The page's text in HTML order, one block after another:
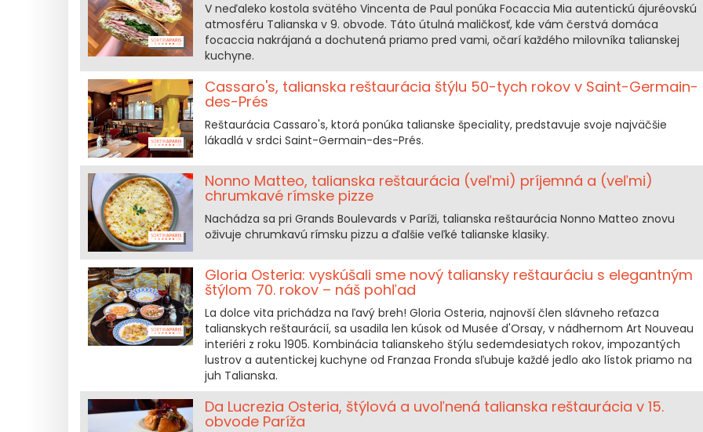
V neďaleko kostola svätého Vincenta de Paul ponúka Focaccia Mia autentickú ájuréovskú
atmosféru Talianska v 9. obvode. Táto útulná maličkosť, kde vám čerstvá domáca
focaccia nakrájaná a dochutená priamo pred vami, očarí každého milovníka talianskej
kuchyne.
Cassaro's, talianska reštaurácia štýlu 50-tych rokov v Saint-Germain-
des-Prés
Reštaurácia Cassaro's, ktorá ponúka talianske špeciality, predstavuje svoje najväčšie
lákadlá v srdci Saint-Germain-des-Prés.
Nonno Matteo, talianska reštaurácia (veľmi) príjemná a (veľmi)
chrumkavé rímske pizze
Nachádza sa pri Grands Boulevards v Paríži, talianska reštaurácia Nonno Matteo znovu
oživuje chrumkavú rímsku pizzu a ďalšie veľké talianske klasiky.
Gloria Osteria: vyskúšali sme nový taliansky reštauráciu s elegantným
štýlom 70. rokov – náš pohľad
La dolce vita prichádza na ľavý breh! Gloria Osteria, najnovší člen slávneho reťazca
talianskych reštaurácií, sa usadila len kúsok od Musée d'Orsay, v nádhernom Art Nouveau
interiéri z roku 1905. Kombinácia talianskeho štýlu sedemdesiatych rokov, impozantých
lustrov a autentickej kuchyne od Franzaa Fronda sľubuje každé jedlo ako lístok priamo na
juh Talianska.
Da Lucrezia Osteria, štýlová a uvoľnená talianska reštaurácia v 15.
obvode Paríža